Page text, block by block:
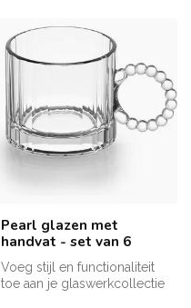
Pearl glazen met
handvat - set van 6
Voeg stijl en functionaliteit
toe aan je glaswerkcollectie